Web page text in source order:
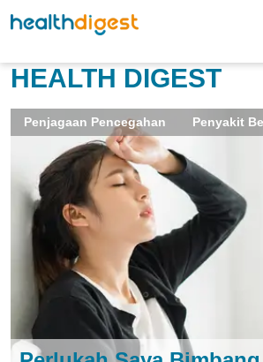
HEALTH DIGEST
Penjagaan Pencegahan Penyakit